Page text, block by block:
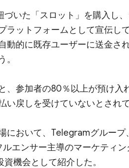
いた「スロット」を購入し
ラットフォームとして宣伝し
動的に既存ユーザーに送金さ
、参加者の80％以上が預け入
戻しを受けていないとされて
において、Telegramグループ
エンサー主導のマーケティ
機会として紹介した。